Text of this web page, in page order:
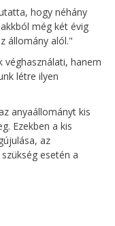
hogy néhány
még két évig
állomány alól."
véghasználati, hanem
létre ilyen
anyaállományt kis
Ezekben a kis
az
esetén a